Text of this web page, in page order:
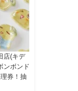
店(キデ
ンボンド
券！抽